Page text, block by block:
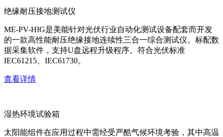
绝缘耐压接地测试仪
ME-PV-HIG是美能针对光伏行业自动化测试设备配套而开发
的一款高性能耐压绝缘接地连续性三合一综合测试仪。标配数
据采集软件，支持U盘远程升级程序。符合光伏标准
IEC61215、IEC61730。
查看详情
湿热环境试验箱
太阳能组件在应用过程中需经受严酷气候环境考验，其中高温